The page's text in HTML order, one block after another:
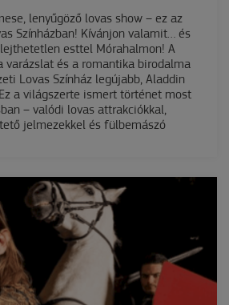
lenyűgöző lovas show – ez az
Színházban! Kívánjon valamit… és
esttel Mórahalmon! A
varázslat és a romantika birodalma
Lovas Színház legújabb, Aladdin
a világszerte ismert történet most
– valódi lovas attrakciókkal,
jelmezekkel és fülbemászó